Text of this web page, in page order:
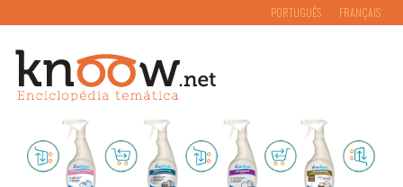
PORTUGUÊS FRANÇAIS